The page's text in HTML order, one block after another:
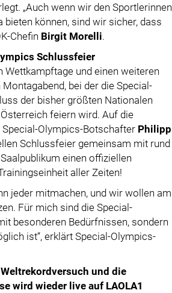
„Auch wenn wir den Sportlerinnen
können, sind wir sicher, dass
Chefin Birgit Morelli.
Schlussfeier
Wettkampftage und einen weiteren
bei der die Special-
der bisher größten Nationalen
feiern wird. Auf die
Olympics-Botschafter Philipp
Schlussfeier gemeinsam mit rund
einen offiziellen
aller Zeiten!
jeder mitmachen, und wir wollen am
Für mich sind die Special-
besonderen Bedürfnissen, sondern
ist“, erklärt Special-Olympics-
und die
wird wieder live auf LAOLA1